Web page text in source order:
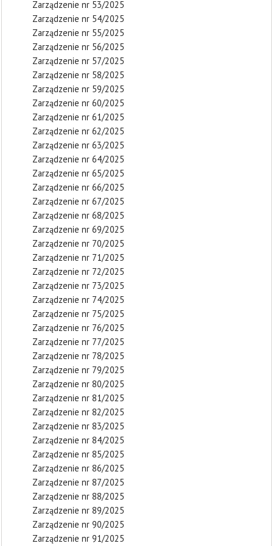
Zarządzenie nr 53/2025
Zarządzenie nr 54/2025
Zarządzenie nr 55/2025
Zarządzenie nr 56/2025
Zarządzenie nr 57/2025
Zarządzenie nr 58/2025
Zarządzenie nr 59/2025
Zarządzenie nr 60/2025
Zarządzenie nr 61/2025
Zarządzenie nr 62/2025
Zarządzenie nr 63/2025
Zarządzenie nr 64/2025
Zarządzenie nr 65/2025
Zarządzenie nr 66/2025
Zarządzenie nr 67/2025
Zarządzenie nr 68/2025
Zarządzenie nr 69/2025
Zarządzenie nr 70/2025
Zarządzenie nr 71/2025
Zarządzenie nr 72/2025
Zarządzenie nr 73/2025
Zarządzenie nr 74/2025
Zarządzenie nr 75/2025
Zarządzenie nr 76/2025
Zarządzenie nr 77/2025
Zarządzenie nr 78/2025
Zarządzenie nr 79/2025
Zarządzenie nr 80/2025
Zarządzenie nr 81/2025
Zarządzenie nr 82/2025
Zarządzenie nr 83/2025
Zarządzenie nr 84/2025
Zarządzenie nr 85/2025
Zarządzenie nr 86/2025
Zarządzenie nr 87/2025
Zarządzenie nr 88/2025
Zarządzenie nr 89/2025
Zarządzenie nr 90/2025
Zarządzenie nr 91/2025